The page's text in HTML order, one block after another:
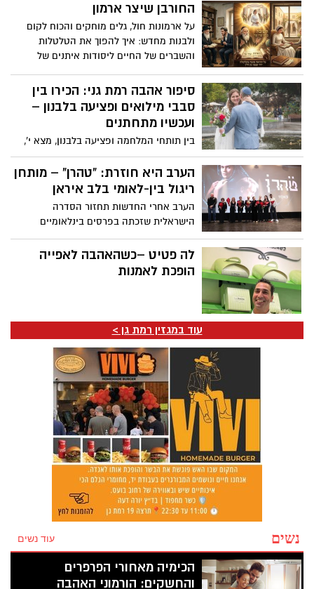
החורבן שיצר ארמון
על ארמונות חול, גלים מוחקים והכוח לקום
ולבנות מחדש: איך להפוך את הטלטלות
והשברים של החיים ליסודות איתנים של
לערער. יפית נהרי כותבת
סיפור אהבה רמת גני: הכירו בין
סבבי מילואים ופציעה בלבנון –
ועכשיו מתחתנים
בין תותחי המלחמה ופציעה בלבנון, מצא י',
סטודנט לרפואה באיטליה ולוחם ביחידה
מובחרת במילואים, את אהבת חייו
הערב היא חוזרת: "טהרן" – מותחן
ריגול בין-לאומי בלב איראן
הערב אחרי החדשות תחזור הסדרה
הישראלית שזכתה בפרסים בינלאומיים
לה פטיט –כשהאהבה לאפייה
הופכת לאמנות
עוד במגזין רמת גן >
נשים עוד נשים
הכימיה מאחורי הפרפרים
והחשקים: הורמוני האהבה